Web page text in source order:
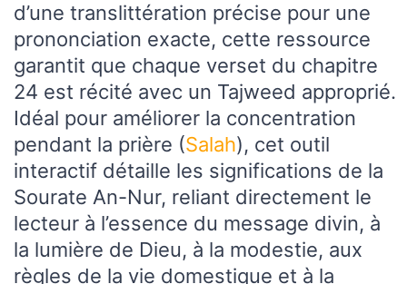
d’une translittération précise pour une
prononciation exacte, cette ressource
garantit que chaque verset du chapitre
24 est récité avec un Tajweed approprié.
Idéal pour améliorer la concentration
pendant la prière (Salah), cet outil
interactif détaille les significations de la
Sourate An-Nur, reliant directement le
lecteur à l’essence du message divin, à
la lumière de Dieu, à la modestie, aux
règles de la vie domestique et à la